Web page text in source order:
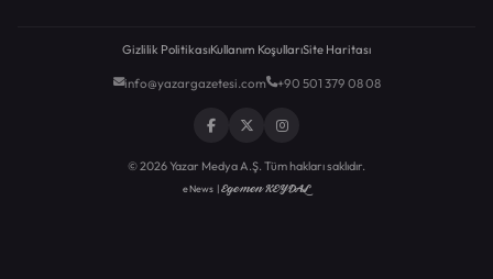
Gizlilik PolitikasıKullanım KoşullarıSite Haritası
info@yazargazetesi.com +90 501 379 08 08
© 2026 Yazar Medya A.Ş. Tüm hakları saklıdır.
eNews |Egemen KEYDAL